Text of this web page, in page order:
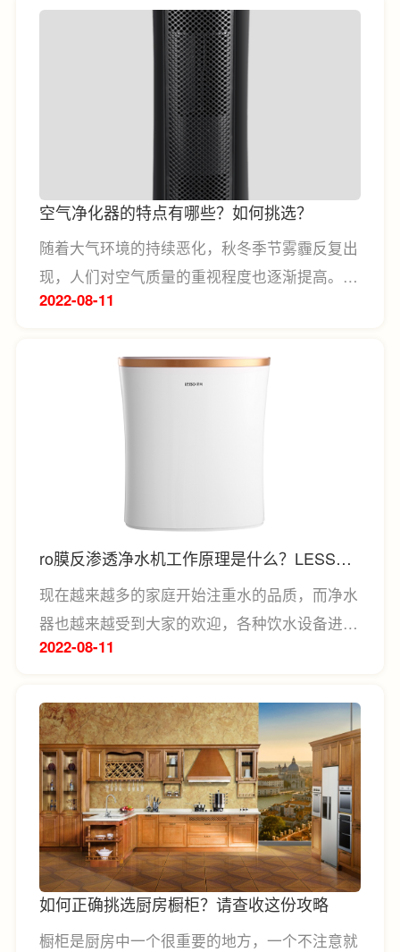
乱的门窗封条，我们又该怎么选择呢？领尚特意
为大家总结了各类门窗封条的作用，相信会对大
家的选择有所帮助。
11
2022-08
空气净化器的特点有哪些？如何挑选？
随着大气环境的持续恶化，秋冬季节雾霾反复出
现，人们对空气质量的重视程度也逐渐提高。空
气净化器，原本起源于消防用途，现在也已经成
守护家人健康。近些年来，空气净化器发展快，
相关产品琳琅满目，但很多人并不了解空气净化
器有什么特点，下面就由小编带大家简单了解一
11
2022-08
ro膜反渗透净水机工作原理是什么？LESSO
现在越来越多的家庭开始注重水的品质，而净水
器也越来越受到大家的欢迎，各种饮水设备进入
千家万户。其中ro反渗透净水器备受大家的青
深度处理，从而使得水质更健康，也保证了水质
品质。但ro膜反渗透净水机工作原理是什么呢？
有没有哪些值得推荐的净水机款式呢？接下来，
小编就一一给大家详细解说。
如何正确挑选厨房橱柜？请查收这份攻略
橱柜是厨房中一个很重要的地方，一个不注意就